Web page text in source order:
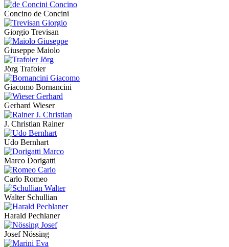
Concino de Concini
Giorgio Trevisan
Giuseppe Maiolo
Jörg Trafoier
Giacomo Bornancini
Gerhard Wieser
J. Christian Rainer
Udo Bernhart
Marco Dorigatti
Carlo Romeo
Walter Schullian
Harald Pechlaner
Josef Nössing